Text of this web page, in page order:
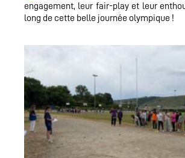
engagement, leur fair-play et leur
long de cette belle journée olympique !